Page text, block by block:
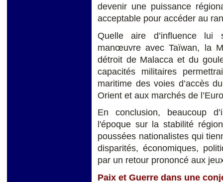
devenir une puissance
acceptable pour accéder au
Quelle aire d’influence lui
manœuvre avec Taïwan, la
détroit de Malacca et du
capacités militaires
maritime des voies d’accès
Orient et aux marchés de
En conclusion, beaucoup
l'époque sur la stabilité
poussées nationalistes qui
disparités, économiques,
par un retour prononcé aux
Paix et Guerre dans une